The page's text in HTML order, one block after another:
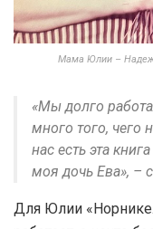
Мама Юлии –
«Мы долго
много того, чего
нас есть эта
моя дочь Ева», –
Для Юлии